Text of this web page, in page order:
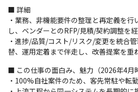
■ 詳細
・業務、非機能要件の整理と再定義を行
し、ベンダーとのRFP/見積/契約調整を
・進捗/品質/コスト/リスク/変更を統合
替、運用定着まで伴走し、改善提案を重
■ この仕事の面白み、魅力（2026年4月
・100%自社案件のため、客先常駐や転